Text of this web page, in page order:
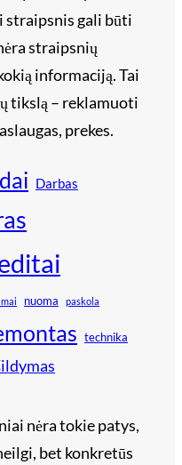
straipsnis gali būti
straipsnių
informaciją. Tai
tikslą – reklamuoti
prekes.
Darbas
nuoma paskola
technika
nėra tokie patys,
bet konkretūs